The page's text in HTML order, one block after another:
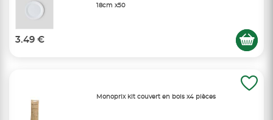
18cm x50
3.49 €
Monoprix kit couvert en bois x4 pièces